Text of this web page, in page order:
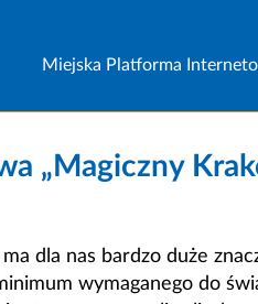
Miejska Platforma
„Magiczny
dla nas bardzo duże
wymaganego do